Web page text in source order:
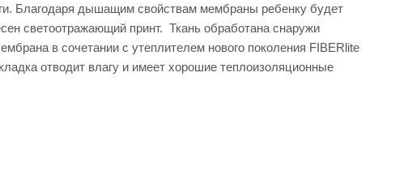
Благодаря дышащим свойствам мембраны ребенку будет
светоотражающий принт. Ткань обработана снаружи
в сочетании с утеплителем нового поколения FIBERlite
отводит влагу и имеет хорошие теплоизоляционные